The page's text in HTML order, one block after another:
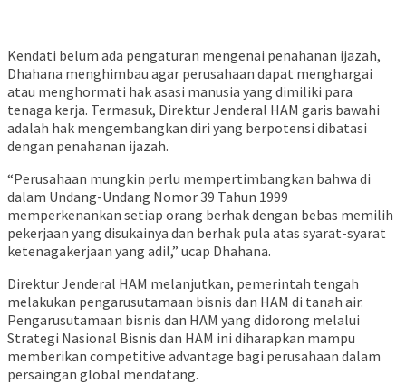
Kendati belum ada pengaturan mengenai penahanan ijazah,
Dhahana menghimbau agar perusahaan dapat menghargai
atau menghormati hak asasi manusia yang dimiliki para
tenaga kerja. Termasuk, Direktur Jenderal HAM garis bawahi
adalah hak mengembangkan diri yang berpotensi dibatasi
dengan penahanan ijazah.
“Perusahaan mungkin perlu mempertimbangkan bahwa di
dalam Undang-Undang Nomor 39 Tahun 1999
memperkenankan setiap orang berhak dengan bebas memilih
pekerjaan yang disukainya dan berhak pula atas syarat-syarat
ketenagakerjaan yang adil,” ucap Dhahana.
Direktur Jenderal HAM melanjutkan, pemerintah tengah
melakukan pengarusutamaan bisnis dan HAM di tanah air.
Pengarusutamaan bisnis dan HAM yang didorong melalui
Strategi Nasional Bisnis dan HAM ini diharapkan mampu
memberikan competitive advantage bagi perusahaan dalam
persaingan global mendatang.